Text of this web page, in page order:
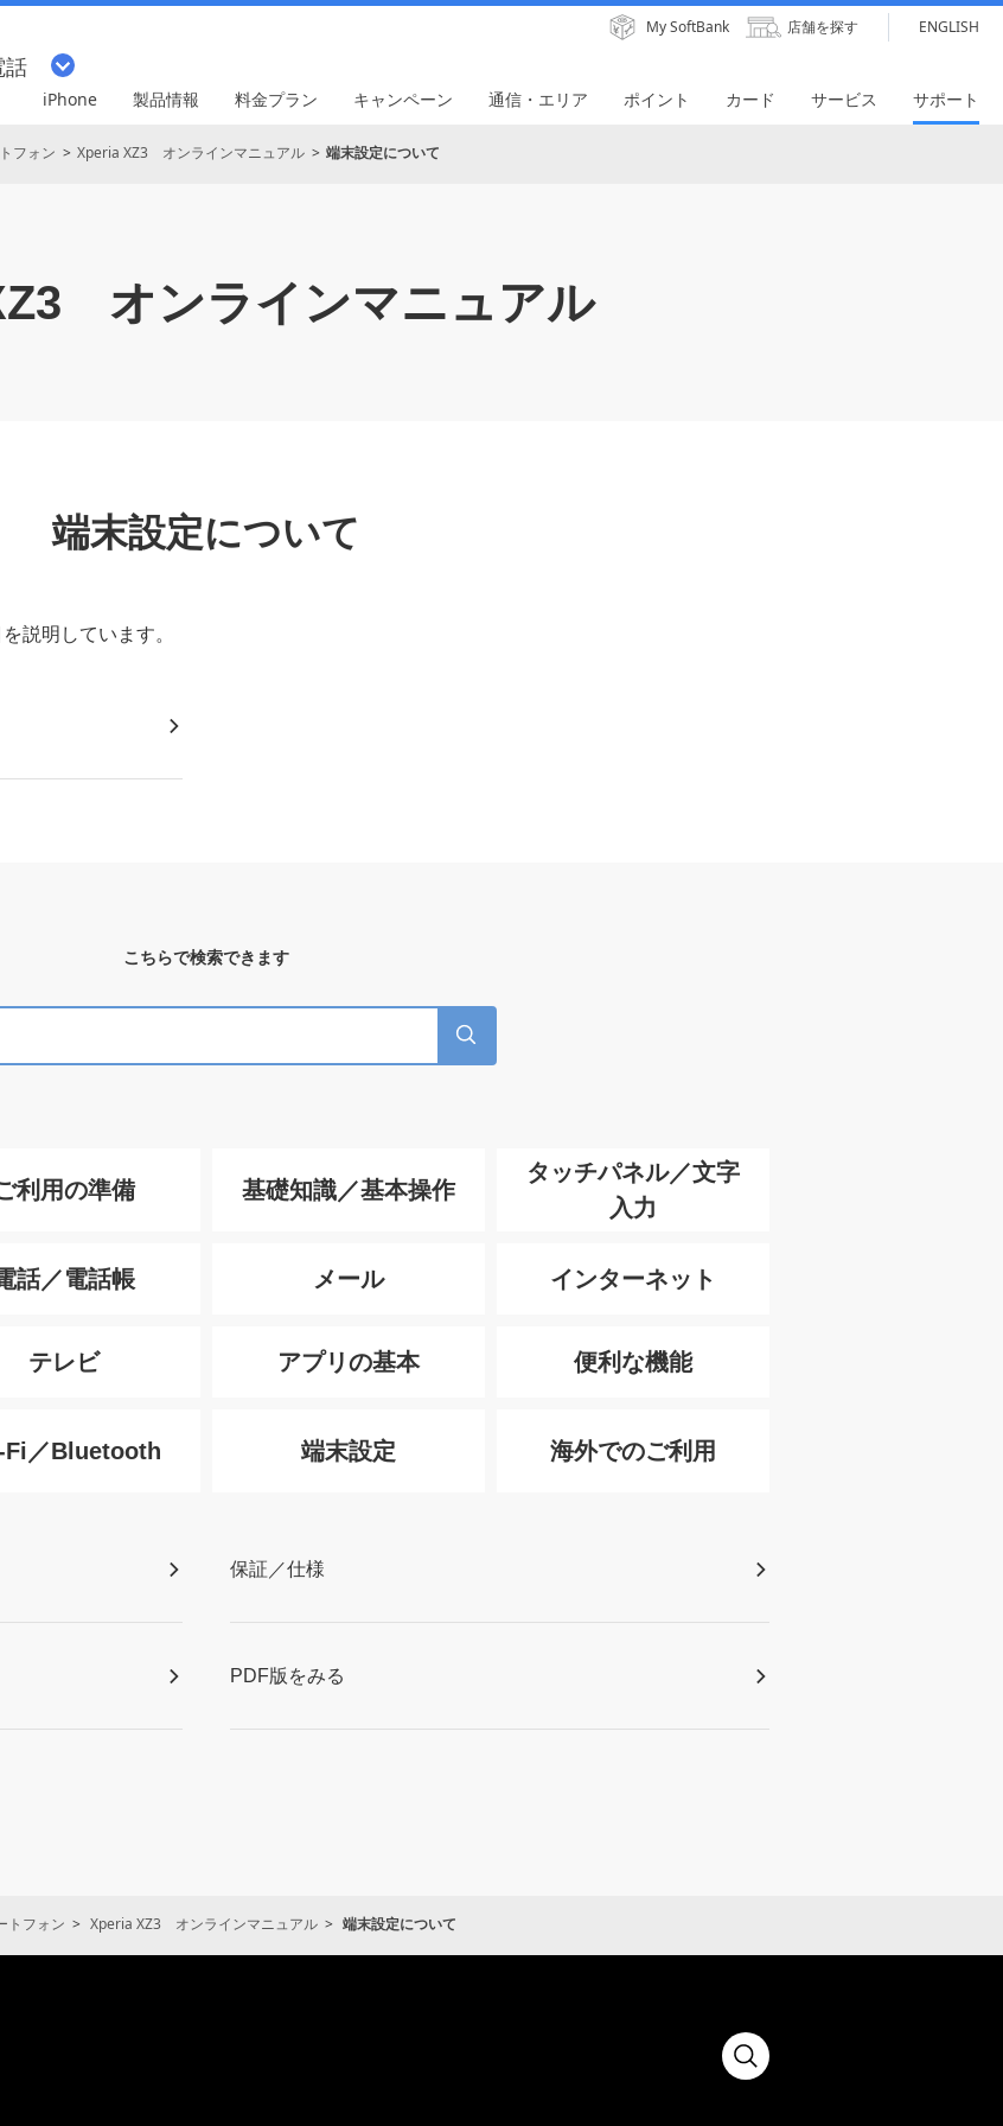
話
My SoftBank 店舗を探す ENGLISH
iPhone 製品情報 料金プラン キャンペーン 通信・エリア ポイント カード サービス サポート
フォン Xperia XZ3 オンラインマニュアル 端末設定について
オンラインマニュアル
端末設定について
説明しています。
こちらで検索できます
利用の準備 基礎知識／基本操作
タッチパネル／文字
入力
話／電話帳 メール インターネット
テレビ アプリの基本 便利な機能
Fi／Bluetooth 端末設定 海外でのご利用
保証／仕様
PDF版をみる
トフォン Xperia XZ3 オンラインマニュアル 端末設定について